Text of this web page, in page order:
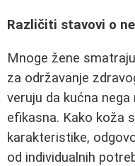
Različiti stavovi o
Mnoge žene
za održavanje
veruju da kućna
efikasna. Kako koža
karakteristike,
od individualnih